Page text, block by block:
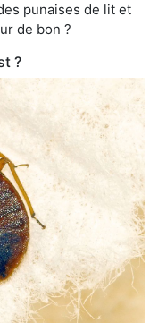
punaises de lit et
de bon ?
?